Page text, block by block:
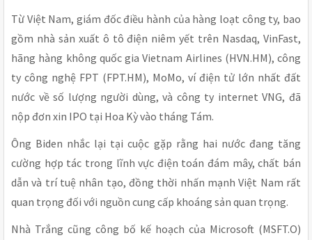
Từ Việt Nam, giám đốc điều hành của hàng loạt công ty, bao
gồm nhà sản xuất ô tô điện niêm yết trên Nasdaq, VinFast,
hãng hàng không quốc gia Vietnam Airlines (HVN.HM), công
ty công nghệ FPT (FPT.HM), MoMo, ví điện tử lớn nhất đất
nước về số lượng người dùng, và công ty internet VNG, đã
nộp đơn xin IPO tại Hoa Kỳ vào tháng Tám.
Ông Biden nhắc lại tại cuộc gặp rằng hai nước đang tăng
cường hợp tác trong lĩnh vực điện toán đám mây, chất bán
dẫn và trí tuệ nhân tạo, đồng thời nhấn mạnh Việt Nam rất
quan trọng đối với nguồn cung cấp khoáng sản quan trọng.
Nhà Trắng cũng công bố kế hoạch của Microsoft (MSFT.O)